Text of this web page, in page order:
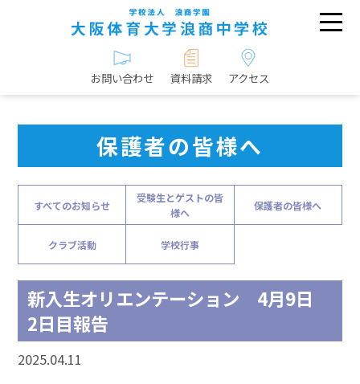
お問い合わせ 資料請求 アクセス
保護者の皆様へ
すべてのお知らせ
受験生とゲストの皆
様へ
保護者の皆様へ
クラブ活動 学校行事
新入生オリエンテーション 4月9日
2日目報告
2025.04.11